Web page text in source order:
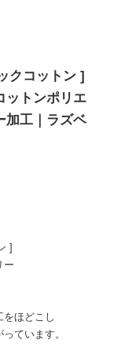
クコットン ]
ットンポリエ
加工｜ラズベ
]
ー
ほどこし
ています。